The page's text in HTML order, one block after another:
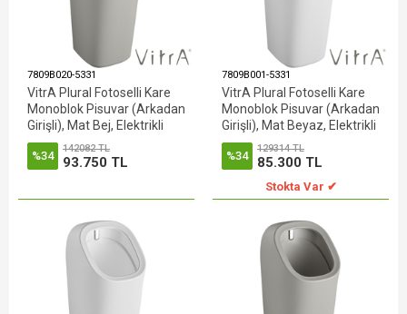
7809B020-5331
VitrA Plural Fotoselli Kare
Monoblok Pisuvar (Arkadan
Girişli), Mat Bej, Elektrikli
%34
142082 TL
93.750 TL
7809B001-5331
VitrA Plural Fotoselli Kare
Monoblok Pisuvar (Arkadan
Girişli), Mat Beyaz, Elektrikli
%34
129314 TL
85.300 TL
Stokta Var ✔